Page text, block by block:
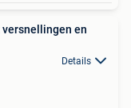
en
Details